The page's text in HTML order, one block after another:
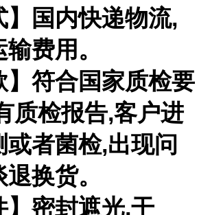
】国内快递物流,
费用。
】符合国家质检要
质检报告,客户进
者菌检,出现问
换货。
】密封遮光,干